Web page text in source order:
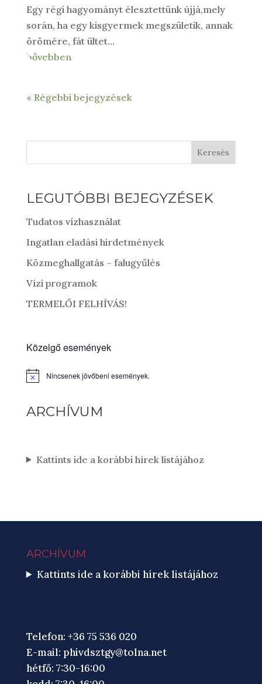
Egy régi hagyományt élesztettünk újjá,mely
során, ha egy kisgyermek megszületik, annak
örömére, fát ültet...
bővebben
« Régebbi bejegyzések
Keresés
LEGUTÓBBI BEJEGYZÉSEK
Tudatos vízhasználat
Ingatlan eladási hirdetmények
Közmeghallgatás – falugyűlés
Vízi programok
TERMELŐI FELHÍVÁS!
Közelgő események
Notice Nincsenek jövőbeni események.
ARCHÍVUM
Kattints ide a korábbi hírek listájához
ARCHÍVUM
Kattints ide a korábbi hírek listájához
Telefon: +36 75 536 020
E-mail: phivdsztgy@tolna.net
hétfő: 7:30-16:00